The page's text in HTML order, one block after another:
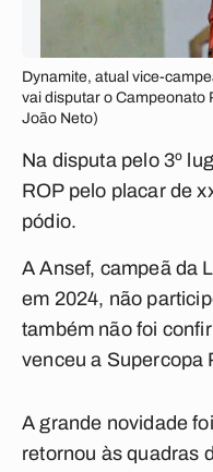
Dynamite, atual vice-
vai disputar o Campeonato
João Neto)
Na disputa pelo 3º
ROP pelo placar de
pódio.
A Ansef, campeã da
em 2024, não
também não foi
venceu a Supercopa
A grande novidade
retornou às quadras